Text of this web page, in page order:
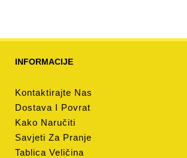
INFORMACIJE
Kontaktirajte Nas
Dostava I Povrat
Kako Naručiti
Savjeti Za Pranje
Tablica Veličina